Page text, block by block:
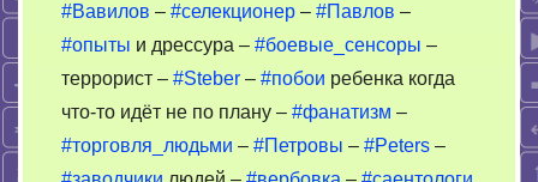
#Вавилов – #селекционер – #Павлов –
#опыты и дрессура – #боевые_сенсоры –
террорист – #Steber – #побои ребенка когда
что-то идёт не по плану – #фанатизм –
#торговля_людьми – #Петровы – #Peters –